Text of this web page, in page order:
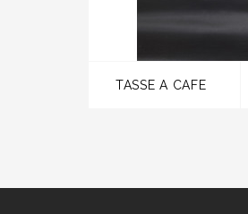
TASSE A CAFE